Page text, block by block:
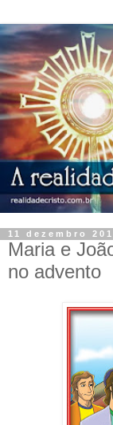
11 dezembro
Maria e
no advento